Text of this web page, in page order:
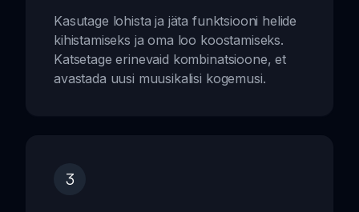
Kasutage lohista ja jäta funktsiooni helide
kihistamiseks ja oma loo koostamiseks.
Katsetage erinevaid kombinatsioone, et
avastada uusi muusikalisi kogemusi.
3